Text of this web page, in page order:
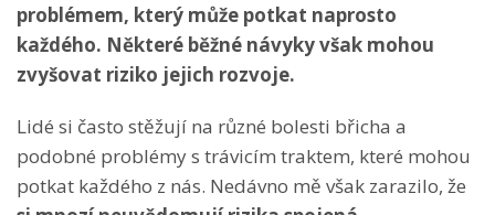
problémem, který může potkat naprosto
každého. Některé běžné návyky však mohou
zvyšovat riziko jejich rozvoje.
Lidé si často stěžují na různé bolesti břicha a
podobné problémy s trávicím traktem, které mohou
potkat každého z nás. Nedávno mě však zarazilo, že